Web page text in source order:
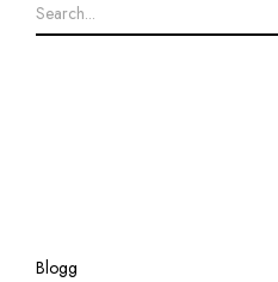
Blogg